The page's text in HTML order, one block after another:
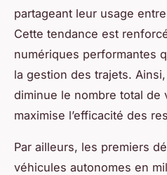
partageant leur usage
Cette tendance est
numériques performantes
la gestion des trajets.
diminue le nombre total de
maximise l’efficacité des
Par ailleurs, les premiers
véhicules autonomes en